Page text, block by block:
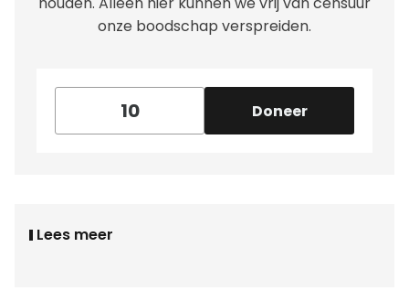
onze boodschap verspreiden.
Doneer
Lees meer